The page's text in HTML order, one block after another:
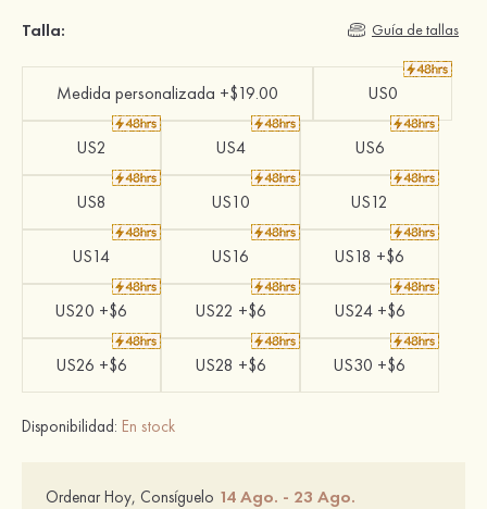
Talla: Guía de tallas
Medida personalizada +$19.00 US0
US2 US4 US6
US8 US10 US12
US14 US16 US18 +$6
US20 +$6 US22 +$6 US24 +$6
US26 +$6 US28 +$6 US30 +$6
Disponibilidad: En stock
Ordenar Hoy, Consíguelo 14 Ago. - 23 Ago.